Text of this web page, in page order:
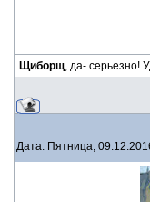
Щиборщ, да- серьезно!
Дата: Пятница,